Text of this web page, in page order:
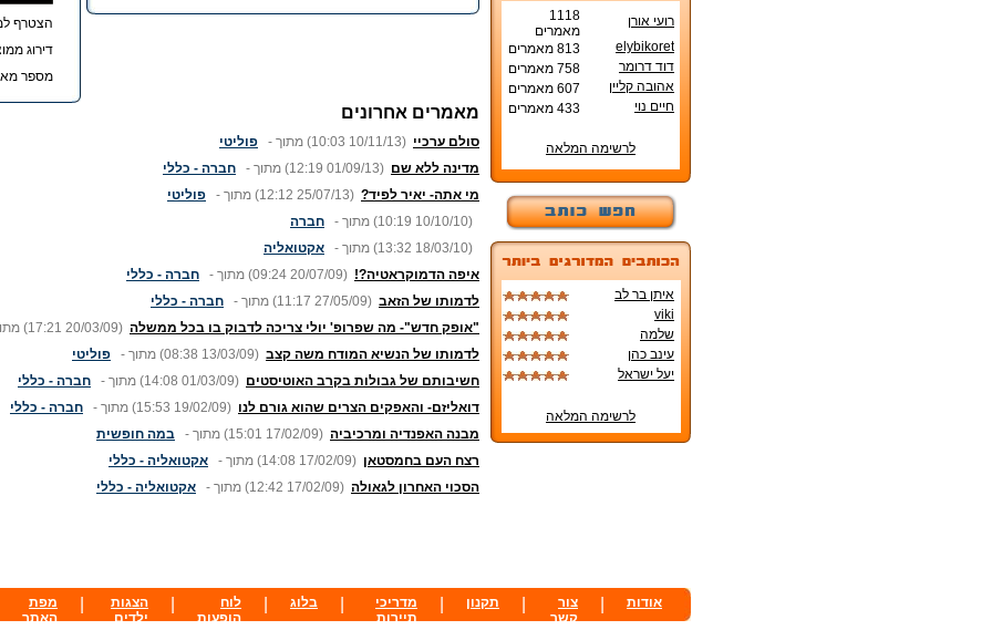
רועי אורן
1118
מאמרים
elybikoret
813 מאמרים
דוד דרומר
758 מאמרים
אהובה קליין
607 מאמרים
חיים נוי
433 מאמרים
לרשימה המלאה
איתן בר לב
viki
שלמה
עינב כהן
יעל ישראל
לרשימה המלאה
הצטרף
דירוג
מספר
מאמרים אחרונים
סולם ערכיי (10:03 10/11/13) מתוך -
פוליטי
מדינה ללא שם (12:19 01/09/13) מתוך -
חברה - כללי
מי אתה- יאיר לפיד? (12:12 25/07/13) מתוך -
פוליטי
(10:19 10/10/10) מתוך -
חברה
(13:32 18/03/10) מתוך -
אקטואליה
איפה הדמוקראטיה?! (09:24 20/07/09) מתוך -
חברה - כללי
לדמותו של הזאב (11:17 27/05/09) מתוך -
חברה - כללי
"אופק חדש"- מה שפרופ' יולי צריכה לדבוק בו בכל ממשלה (17:21 20/03/09)
לדמותו של הנשיא המודח משה קצב (08:38 13/03/09) מתוך -
פוליטי
חשיבותם של גבולות בקרב האוטיסטים (14:08 01/03/09) מתוך -
חברה - כללי
דואליזם- והאפקים הצרים שהוא גורם לנו (15:53 19/02/09) מתוך -
חברה - כללי
מבנה האפנדיה ומרכיביה (15:01 17/02/09) מתוך -
במה חופשית
רצח העם בחמסטאן (14:08 17/02/09) מתוך -
אקטואליה - כללי
הסכוי האחרון לגאולה (12:42 17/02/09) מתוך - אקטואליה - כללי
אודות
צור
קשר
תקנון
מדריכי
תיירות
בלוג
לוח
הופעות
הצגות
ילדים
מפת
האתר